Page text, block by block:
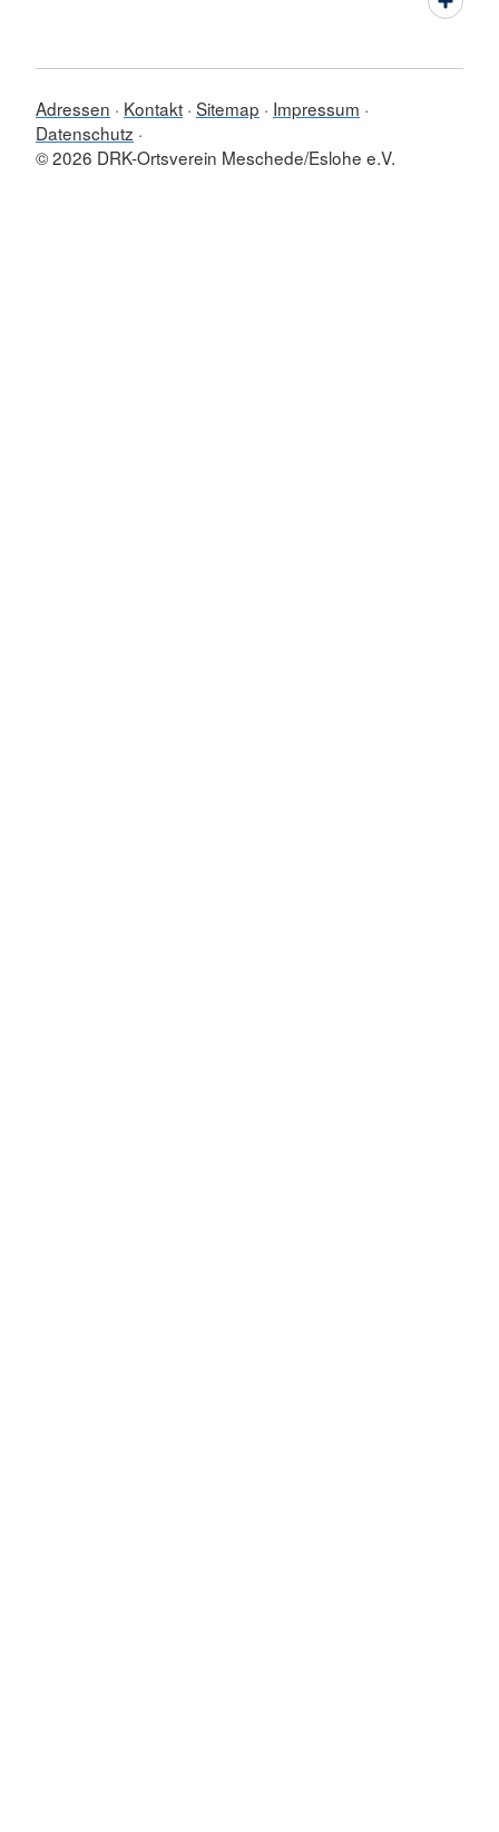
Adressen Kontakt Sitemap
Impressum
Datenschutz
© 2026 DRK-Ortsverein Meschede/Eslohe e.V.